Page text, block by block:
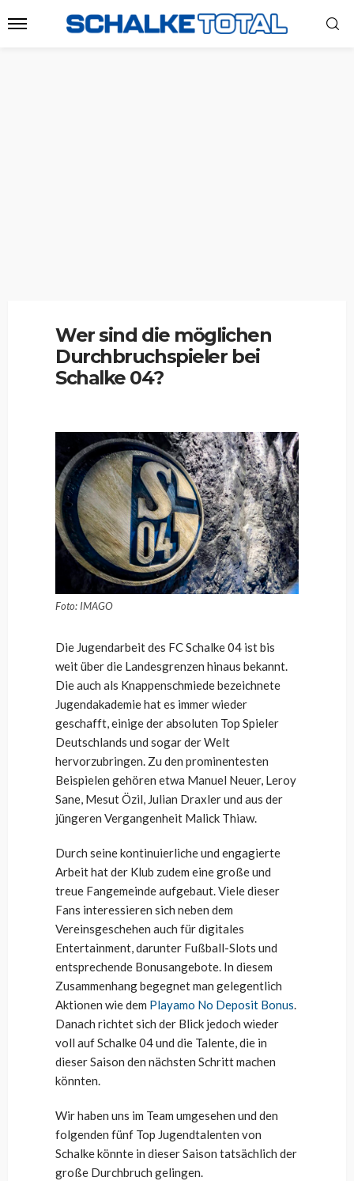
Wer sind die möglichen
Durchbruchspieler bei
Schalke 04?
Foto: IMAGO
Die Jugendarbeit des FC Schalke 04 ist bis
weit über die Landesgrenzen hinaus bekannt.
Die auch als Knappenschmiede bezeichnete
Jugendakademie hat es immer wieder
geschafft, einige der absoluten Top Spieler
Deutschlands und sogar der Welt
hervorzubringen. Zu den prominentesten
Beispielen gehören etwa Manuel Neuer, Leroy
Sane, Mesut Özil, Julian Draxler und aus der
jüngeren Vergangenheit Malick Thiaw.
Durch seine kontinuierliche und engagierte
Arbeit hat der Klub zudem eine große und
treue Fangemeinde aufgebaut. Viele dieser
Fans interessieren sich neben dem
Vereinsgeschehen auch für digitales
Entertainment, darunter Fußball-Slots und
entsprechende Bonusangebote. In diesem
Zusammenhang begegnet man gelegentlich
Aktionen wie dem Playamo No Deposit Bonus.
Danach richtet sich der Blick jedoch wieder
voll auf Schalke 04 und die Talente, die in
dieser Saison den nächsten Schritt machen
könnten.
Wir haben uns im Team umgesehen und den
folgenden fünf Top Jugendtalenten von
Schalke könnte in dieser Saison tatsächlich der
große Durchbruch gelingen.